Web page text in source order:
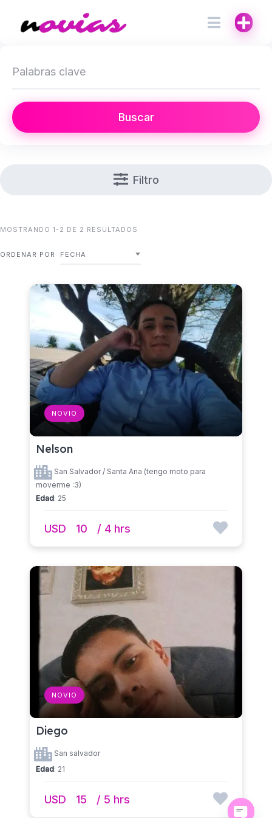
Buscar
Filtro
MOSTRANDO 1-2 DE 2 RESULTADOS
ORDENAR POR FECHA
NOVIO
Nelson
San Salvador / Santa Ana (tengo moto para
moverme :3)
Edad: 25
USD 10 / 4 hrs
NOVIO
Diego
San salvador
Edad: 21
USD 15 / 5 hrs